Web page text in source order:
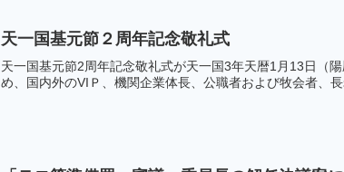
天一国基元節２周年記念敬礼式
天一国基元節2周年記念敬礼式が天一国3年天暦1月13日（
め、国内外のVIＰ、機関企業体長、公職者および牧会者、